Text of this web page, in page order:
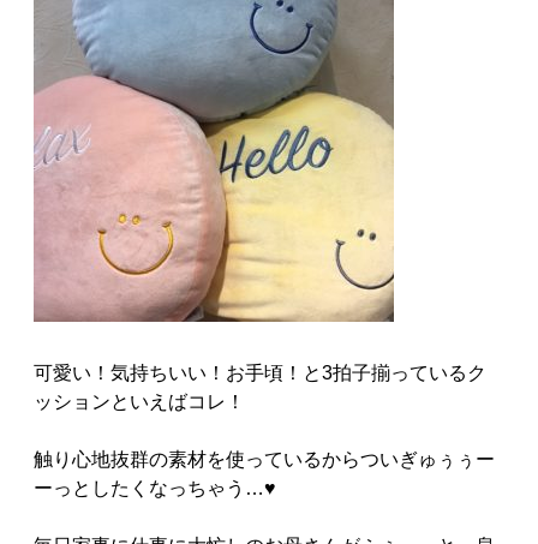
可愛い！気持ちいい！お手頃！と3拍子揃っているク
ッションといえばコレ！
触り心地抜群の素材を使っているからついぎゅぅぅー
ーっとしたくなっちゃう…♥